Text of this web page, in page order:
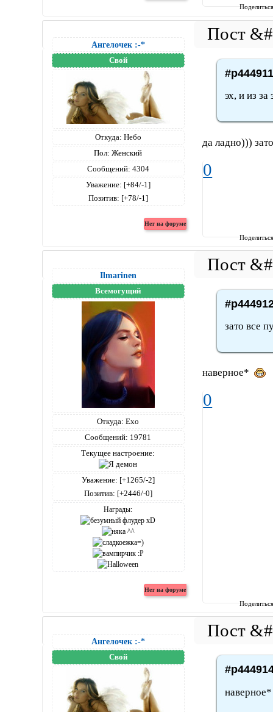
Ангелочек :-*
Свой
Откуда: Небо
Пол: Женский
Сообщений: 4304
Уважение: [+84/-1]
Позитив: [+78/-1]
эх, и из
да ладно)))
0
Ilmarinen
Всемогущий
Откуда: Ехо
Сообщений: 19781
Текущее настроение:
Уважение: [+1265/-2]
Позитив: [+2446/-0]
Награды:
зато все
наверное*
0
Ангелочек :-*
Свой
наверное*